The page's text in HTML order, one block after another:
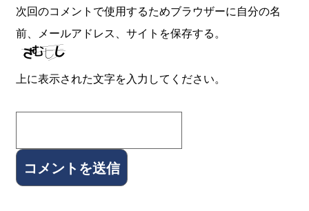
次回のコメントで使用するためブラウザーに自分の名
前、メールアドレス、サイトを保存する。
上に表示された文字を入力してください。